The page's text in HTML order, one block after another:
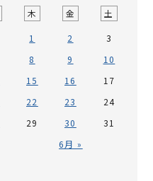
木 金 土
6月 »
1 2
3
8 9
10
15 16
17
22 23
24
29 30 31